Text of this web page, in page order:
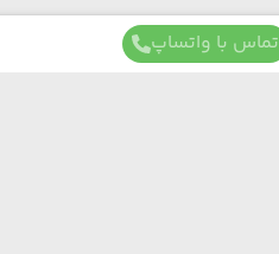
تماس با واتساپ